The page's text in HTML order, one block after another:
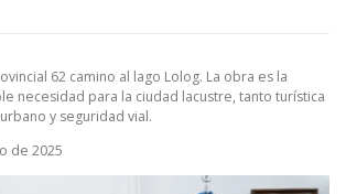
62 camino al lago Lolog. La obra es la
necesidad para la ciudad lacustre, tanto turística
y seguridad vial.
de 2025